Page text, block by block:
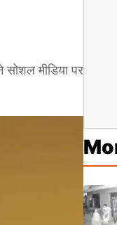
मीडिया पर